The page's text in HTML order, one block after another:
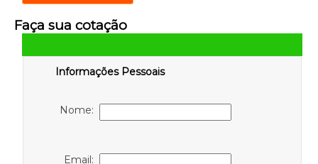
Faça sua cotação
Informações Pessoais
Nome:
Email: